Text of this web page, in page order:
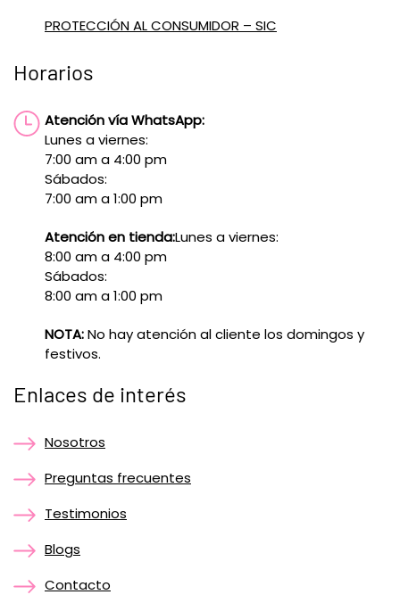
PROTECCIÓN AL CONSUMIDOR – SIC
Horarios
Atención vía WhatsApp:
Lunes a viernes:
7:00 am a 4:00 pm
Sábados:
7:00 am a 1:00 pm
Atención en tienda:Lunes a viernes:
8:00 am a 4:00 pm
Sábados:
8:00 am a 1:00 pm
NOTA:No hay atención al cliente los domingos y
festivos.
Enlaces de interés
Nosotros
Preguntas frecuentes
Testimonios
Blogs
Contacto